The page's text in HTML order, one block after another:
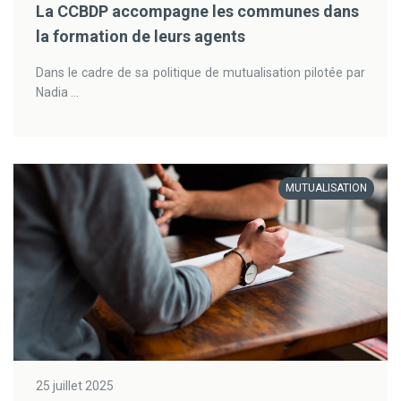
La CCBDP accompagne les communes dans
la formation de leurs agents
Dans le cadre de sa politique de mutualisation pilotée par
Nadia ...
MUTUALISATION
25 juillet 2025